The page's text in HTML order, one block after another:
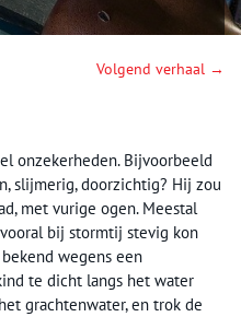
Volgend verhaal →
onzekerheden. Bijvoorbeeld
slijmerig, doorzichtig? Hij zou
met vurige ogen. Meestal
bij stormtij stevig kon
wegens een
te dicht langs het water
grachtenwater, en trok de